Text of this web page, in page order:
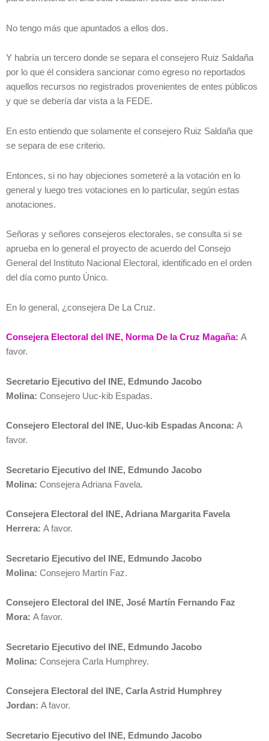
No tengo más que apuntados a ellos dos.
Y habría un tercero donde se separa el consejero Ruiz Saldaña
por lo que él considera sancionar como egreso no reportados
aquellos recursos no registrados provenientes de entes públicos
y que se debería dar vista a la FEDE.
En esto entiendo que solamente el consejero Ruiz Saldaña que
se separa de ese criterio.
Entonces, si no hay objeciones someteré a la votación en lo
general y luego tres votaciones en lo particular, según estas
anotaciones.
Señoras y señores consejeros electorales, se consulta si se
aprueba en lo general el proyecto de acuerdo del Consejo
General del Instituto Nacional Electoral, identificado en el orden
del día como punto Único.
En lo general, ¿consejera De La Cruz.
Consejera Electoral del INE, Norma De la Cruz Magaña: A
favor.
Secretario Ejecutivo del INE, Edmundo Jacobo
Molina: Consejero Uuc-kib Espadas.
Consejero Electoral del INE, Uuc-kib Espadas Ancona: A
favor.
Secretario Ejecutivo del INE, Edmundo Jacobo
Molina: Consejera Adriana Favela.
Consejera Electoral del INE, Adriana Margarita Favela
Herrera: A favor.
Secretario Ejecutivo del INE, Edmundo Jacobo
Molina: Consejero Martín Faz.
Consejero Electoral del INE, José Martín Fernando Faz
Mora: A favor.
Secretario Ejecutivo del INE, Edmundo Jacobo
Molina: Consejera Carla Humphrey.
Consejera Electoral del INE, Carla Astrid Humphrey
Jordan: A favor.
Secretario Ejecutivo del INE, Edmundo Jacobo